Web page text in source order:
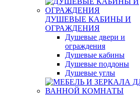
ДУШЕВЫЕ КАБИНЫ И
ОГРАЖДЕНИЯ
Душевые двери и
ограждения
Душевые кабины
Душевые поддоны
Душевые углы